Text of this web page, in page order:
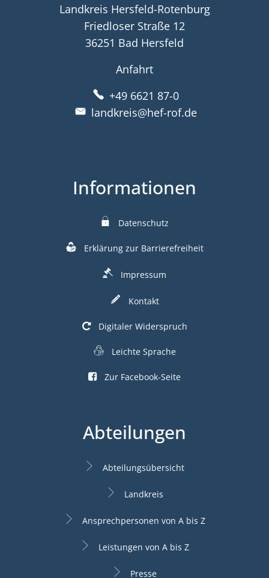
Landkreis Hersfeld-Rotenburg
Friedloser Straße 12
36251 Bad Hersfeld
Anfahrt
+49 6621 87-0
landkreis@hef-rof.de
Informationen
Datenschutz
Erklärung zur Barrierefreiheit
Impressum
Kontakt
Digitaler Widerspruch
Leichte Sprache
Zur Facebook-Seite
Abteilungen
Abteilungsübersicht
Landkreis
Ansprechpersonen von A bis Z
Leistungen von A bis Z
Presse